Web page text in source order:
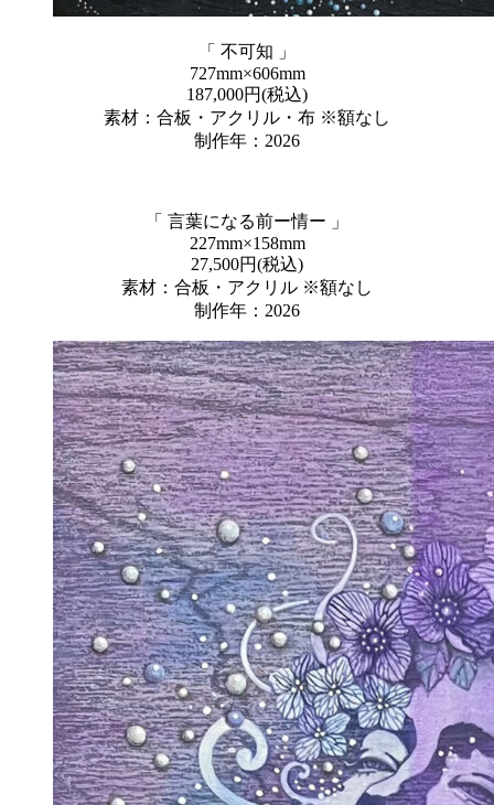
「 不可知 」
727mm×606mm
187,000円(税込)
素材：合板・アクリル・布 ※額なし
制作年：2026
「 言葉になる前ー情ー 」
227mm×158mm
27,500円(税込)
素材：合板・アクリル ※額なし
制作年：2026